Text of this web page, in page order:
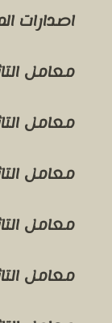
اصدارات
معامل
معامل
معامل
معامل
معامل